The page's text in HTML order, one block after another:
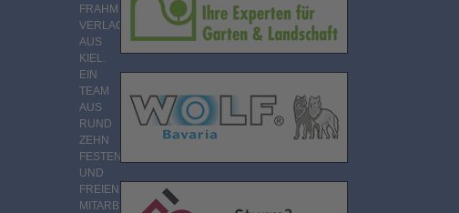
FRAHM
VERLAG
AUS
KIEL.
EIN
TEAM
AUS
RUND
ZEHN
FESTEN
UND
FREIEN
MITARBEITERN